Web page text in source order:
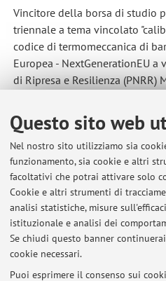
Questo sito web
Nel nostro sito utilizziamo sia
funzionamento, sia cookie e altri
facoltativi che potrai attivare solo
Cookie e altri strumenti di
analisi statistiche, misure
istituzionale e analisi dei
Se chiudi questo banner
cookie necessari.
Puoi esprimere il consenso sui
Vincitore della borsa di studio
triennale a tema vincolato
codice di termomeccanica di
Europea - NextGenerationEU
di Ripresa e Resilienza (PNRR)
Supervisore
Prof. Matteo Gherardi
Co-supervisori:
Ing. Giacomo Grasso (ENEA)
Prof. Emanuele Ghedini
Ing. Daniele Tomatis (Newcleo